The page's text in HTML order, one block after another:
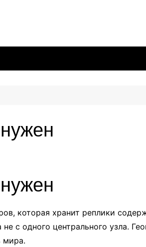
которая хранит реплики
с одного центрального узла.
мира.